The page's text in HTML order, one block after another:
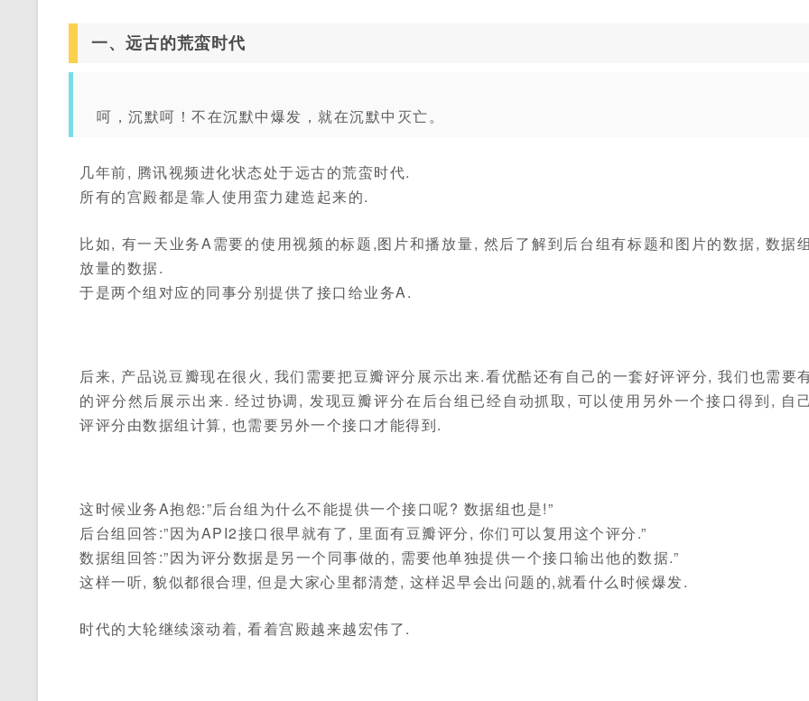
一、远古的荒蛮时代
呵，沉默呵！不在沉默中爆发，就在沉默中灭亡。
几年前, 腾讯视频进化状态处于远古的荒蛮时代.
所有的宫殿都是靠人使用蛮力建造起来的.
比如, 有一天业务A需要的使用视频的标题,图片和播放量, 然后了解到后台组有标题和图片的数据, 数据
放量的数据.
于是两个组对应的同事分别提供了接口给业务A.
后来, 产品说豆瓣现在很火, 我们需要把豆瓣评分展示出来.看优酷还有自己的一套好评评分, 我们也需要
的评分然后展示出来. 经过协调, 发现豆瓣评分在后台组已经自动抓取, 可以使用另外一个接口得到, 自
评评分由数据组计算, 也需要另外一个接口才能得到.
这时候业务A抱怨:”后台组为什么不能提供一个接口呢? 数据组也是!”
后台组回答:”因为API2接口很早就有了, 里面有豆瓣评分, 你们可以复用这个评分.”
数据组回答:”因为评分数据是另一个同事做的, 需要他单独提供一个接口输出他的数据.”
这样一听, 貌似都很合理, 但是大家心里都清楚, 这样迟早会出问题的,就看什么时候爆发.
时代的大轮继续滚动着, 看着宫殿越来越宏伟了.